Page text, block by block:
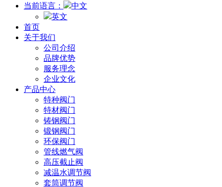
当前语言：
中文
英文
首页
关于我们
公司介绍
品牌优势
服务理念
企业文化
产品中心
特种阀门
特材阀门
铸钢阀门
锻钢阀门
环保阀门
管线燃气阀
高压截止阀
减温水调节阀
套筒调节阀